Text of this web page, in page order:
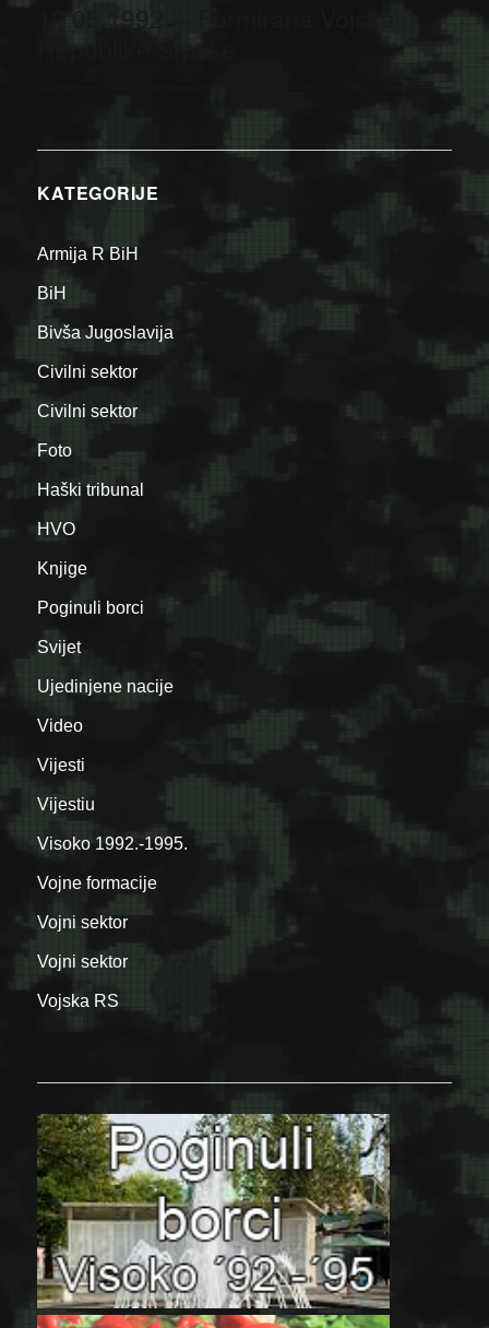
12.05.1992. – Formirana Vojska
Republike Srpske
KATEGORIJE
Armija R BiH
BiH
Bivša Jugoslavija
Civilni sektor
Civilni sektor
Foto
Haški tribunal
HVO
Knjige
Poginuli borci
Svijet
Ujedinjene nacije
Video
Vijesti
Vijestiu
Visoko 1992.-1995.
Vojne formacije
Vojni sektor
Vojni sektor
Vojska RS